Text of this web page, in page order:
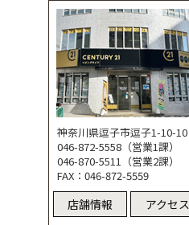
神奈川県逗子市逗子1-10-10
046-872-5558（営業1課）
046-870-5511（営業2課）
FAX：046-872-5559
店舗情報 アクセス